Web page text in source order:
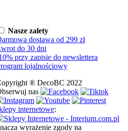
Nasze zalety
dostawa od 299 zł
do 30 dni
przy zapisie do newslettera
lojalnościowy
® DecoBC 2022
nas
internetowe:
wyrażenie zgody na